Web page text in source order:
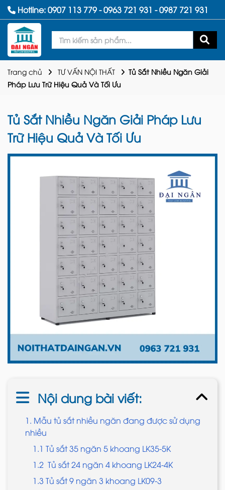
Hotline:0907 113 779-0963 721 931 -0987 721 931
Trang chủ TƯ VẤN NỘI THẤT
Tủ Sắt Nhiều Ngăn Giải
Pháp Lưu Trữ Hiệu Quả Và Tối Ưu
Tủ Sắt Nhiều Ngăn Giải Pháp Lưu
Trữ Hiệu Quả Và Tối Ưu
Nội dung bài viết:
1. Mẫu tủ sắt nhiều ngăn đang được sử dụng
nhiều
1.1 Tủ sắt 35 ngăn 5 khoang LK35-5K
1.2 Tủ sắt 24 ngăn 4 khoang LK24-4K
1.3 Tủ sắt 9 ngăn 3 khoang LK09-3